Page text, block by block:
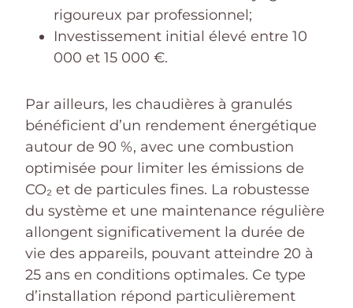
rigoureux par professionnel;
Investissement initial élevé entre 10
000 et 15 000 €.
Par ailleurs, les chaudières à granulés
bénéficient d’un rendement énergétique
autour de 90 %, avec une combustion
optimisée pour limiter les émissions de
CO₂ et de particules fines. La robustesse
du système et une maintenance régulière
allongent significativement la durée de
vie des appareils, pouvant atteindre 20 à
25 ans en conditions optimales. Ce type
d’installation répond particulièrement